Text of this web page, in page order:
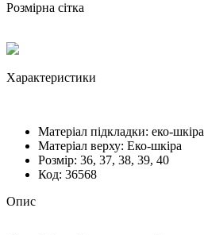
Розмірна сітка
Характеристики
Матеріал підкладки: еко-шкіра
Матеріал верху: Еко-шкіра
Розмiр: 36, 37, 38, 39, 40
Код: 36568
Опис